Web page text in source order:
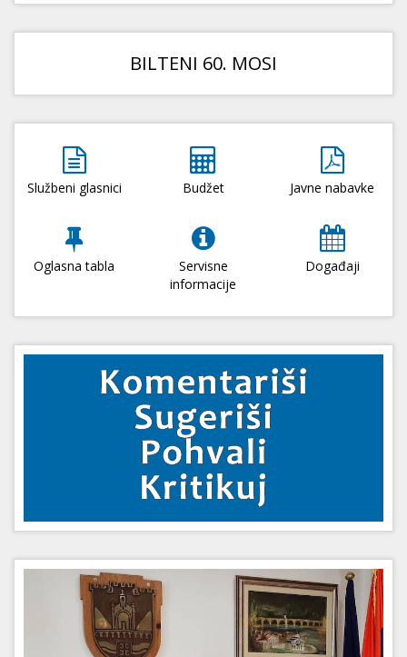
BILTENI 60. MOSI
Službeni glasnici Budžet Javne nabavke
Oglasna tabla
Servisne
informacije
Događaji